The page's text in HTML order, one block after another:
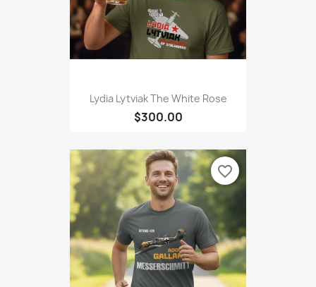
Lydia Lytviak The White Rose
$300.00
favorite_border